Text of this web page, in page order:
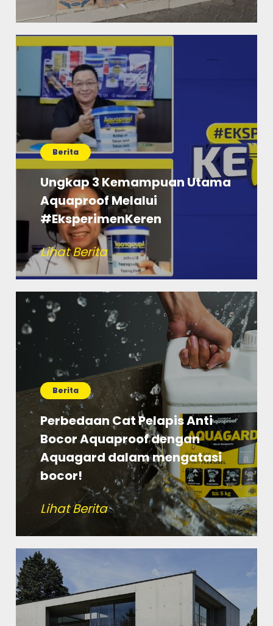
Berita
Ungkap 3 Kemampuan Utama
Aquaproof Melalui
#EksperimenKeren
Lihat Berita
Berita
Perbedaan Cat Pelapis Anti
Bocor Aquaproof dengan
Aquagard dalam mengatasi
bocor!
Lihat Berita